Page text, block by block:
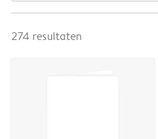
274 resultaten